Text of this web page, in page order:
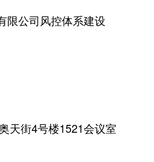
限公司风控体系建设
天街4号楼1521会议室